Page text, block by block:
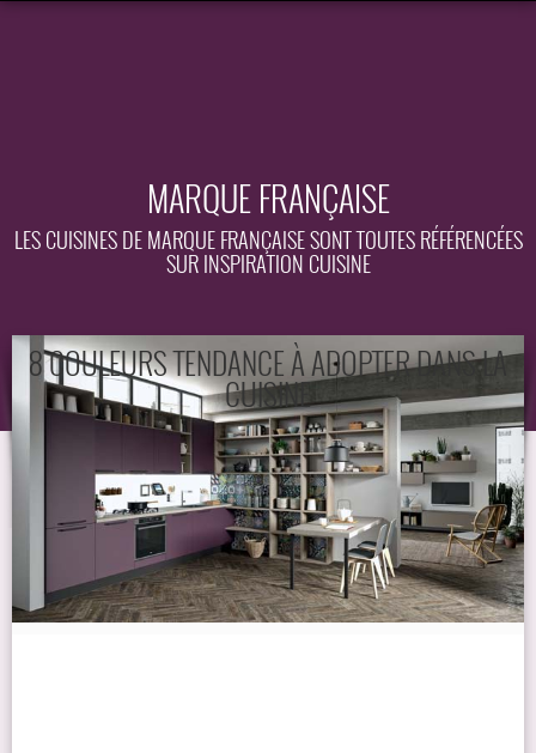
MARQUE FRANÇAISE
LES CUISINES DE MARQUE FRANÇAISE SONT TOUTES RÉFÉRENCÉES
SUR INSPIRATION CUISINE
8 COULEURS TENDANCE À ADOPTER DANS LA
CUISINE